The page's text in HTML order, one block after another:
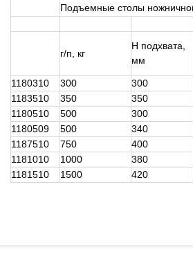
Подъемные столы
г/п, кг
Н подхвата,
мм
1180310
300 300
1183510
350 350
1180510
500 300
1180509
500 340
1187510
750 400
1181010
1000 380
1181510
1500 420